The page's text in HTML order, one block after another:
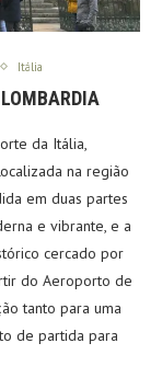
Itália
da Itália,
na região
em duas partes
e vibrante, e a
cercado por
do Aeroporto de
tanto para uma
de partida para